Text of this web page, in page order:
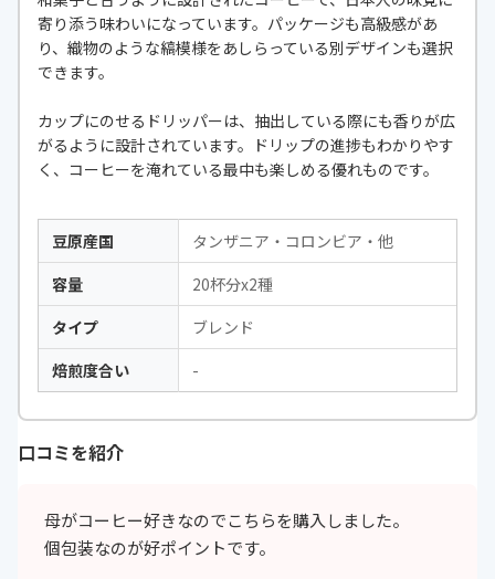
寄り添う味わいになっています。パッケージも高級感があ
り、織物のような縞模様をあしらっている別デザインも選択
できます。
カップにのせるドリッパーは、抽出している際にも香りが広
がるように設計されています。ドリップの進捗もわかりやす
く、コーヒーを淹れている最中も楽しめる優れものです。
豆原産国
タンザニア・コロンビア・他
容量
20杯分x2種
タイプ
ブレンド
焙煎度合い
-
口コミを紹介
母がコーヒー好きなのでこちらを購入しました。
個包装なのが好ポイントです。